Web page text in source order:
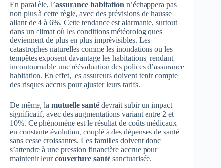
En parallèle, l’assurance habitation n’échappera pas
non plus à cette règle, avec des prévisions de hausse
allant de 4 à 6%. Cette tendance est alarmante, surtout
dans un climat où les conditions météorologiques
deviennent de plus en plus imprévisibles. Les
catastrophes naturelles comme les inondations ou les
tempêtes exposent davantage les habitations, rendant
incontournable une réévaluation des polices d’assurance
habitation. En effet, les assureurs doivent tenir compte
des risques accrus pour ajuster leurs tarifs.
De même, la mutuelle santé devrait subir un impact
significatif, avec des augmentations variant entre 2 et
10%. Ce phénomène est le résultat de coûts médicaux
en constante évolution, couplé à des dépenses de santé
sans cesse croissantes. Les familles doivent donc
s’attendre à une pression financière accrue pour
maintenir leurcouverture santé sanctuarisée.